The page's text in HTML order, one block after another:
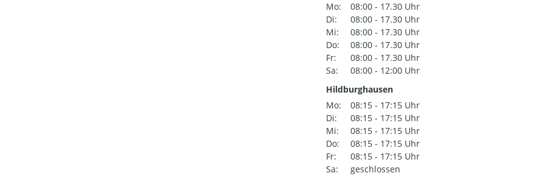
Mo:
08:00 - 17.30 Uhr
Di:
08:00 - 17.30 Uhr
Mi:
08:00 - 17.30 Uhr
Do:
08:00 - 17.30 Uhr
Fr:
08:00 - 17.30 Uhr
Sa:
08:00 - 12:00 Uhr
Hildburghausen
Mo:
08:15 - 17:15 Uhr
Di:
08:15 - 17:15 Uhr
Mi:
08:15 - 17:15 Uhr
Do:
08:15 - 17:15 Uhr
Fr:
08:15 - 17:15 Uhr
Sa:
geschlossen